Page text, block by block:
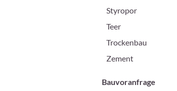
Styropor
Teer
Trockenbau
Zement
Bauvoranfrage